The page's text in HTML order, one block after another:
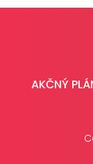
Tlačové
B2B
AKČNÝ